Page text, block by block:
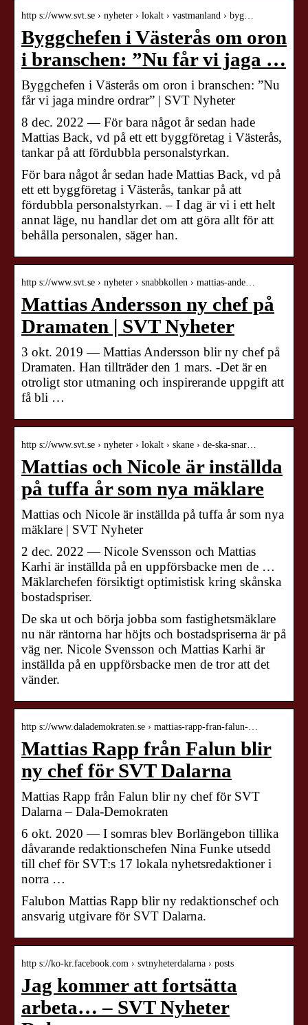
http s://www.svt.se › nyheter › lokalt › vastmanland › byg…
Byggchefen i Västerås om oron
i branschen: ”Nu får vi jaga …
Byggchefen i Västerås om oron i branschen: ”Nu
får vi jaga mindre ordrar” | SVT Nyheter
8 dec. 2022 — För bara något år sedan hade
Mattias Back, vd på ett ett byggföretag i Västerås,
tankar på att fördubbla personalstyrkan.
För bara något år sedan hade Mattias Back, vd på
ett ett byggföretag i Västerås, tankar på att
fördubbla personalstyrkan. – I dag är vi i ett helt
annat läge, nu handlar det om att göra allt för att
behålla personalen, säger han.
http s://www.svt.se › nyheter › snabbkollen › mattias-ande…
Mattias Andersson ny chef på
Dramaten | SVT Nyheter
3 okt. 2019 — Mattias Andersson blir ny chef på
Dramaten. Han tillträder den 1 mars. -Det är en
otroligt stor utmaning och inspirerande uppgift att
få bli …
http s://www.svt.se › nyheter › lokalt › skane › de-ska-snar…
Mattias och Nicole är inställda
på tuffa år som nya mäklare
Mattias och Nicole är inställda på tuffa år som nya
mäklare | SVT Nyheter
2 dec. 2022 — Nicole Svensson och Mattias
Karhi är inställda på en uppförsbacke men de …
Mäklarchefen försiktigt optimistisk kring skånska
bostadspriser.
De ska ut och börja jobba som fastighetsmäklare
nu när räntorna har höjts och bostadspriserna är på
väg ner. Nicole Svensson och Mattias Karhi är
inställda på en uppförsbacke men de tror att det
vänder.
http s://www.dalademokraten.se › mattias-rapp-fran-falun-…
Mattias Rapp från Falun blir
ny chef för SVT Dalarna
Mattias Rapp från Falun blir ny chef för SVT
Dalarna – Dala-Demokraten
6 okt. 2020 — I somras blev Borlängebon tillika
dåvarande redaktionschefen Nina Funke utsedd
till chef för SVT:s 17 lokala nyhetsredaktioner i
norra …
Falubon Mattias Rapp blir ny redaktionschef och
ansvarig utgivare för SVT Dalarna.
http s://ko-kr.facebook.com › svtnyheterdalarna › posts
Jag kommer att fortsätta
arbeta… – SVT Nyheter